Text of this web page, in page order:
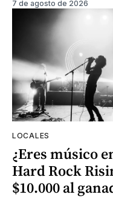
7 de agosto de 2026
LOCALES
¿Eres músico
Hard Rock
$10.000 al